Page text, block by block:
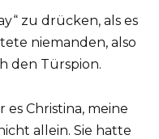
zu drücken, als es
niemanden, also
den Türspion.
Christina, meine
allein. Sie hatte